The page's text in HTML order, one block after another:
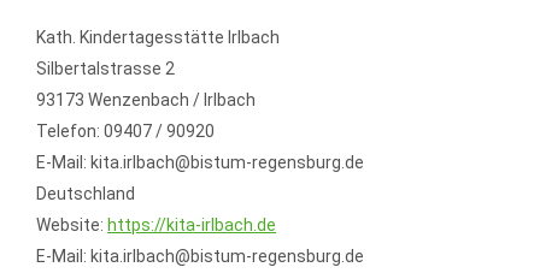
Kath. Kindertagesstätte Irlbach
Silbertalstrasse 2
93173 Wenzenbach / Irlbach
Telefon: 09407 / 90920
E-Mail: kita.irlbach@bistum-regensburg.de
Deutschland
Website: https://kita-irlbach.de
E-Mail: kita.irlbach@bistum-regensburg.de